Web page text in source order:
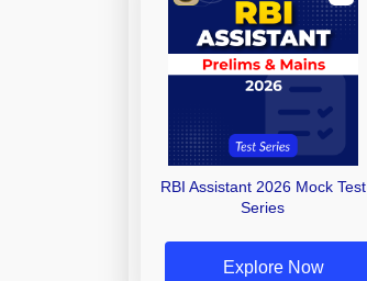
RBI Assistant 2026 Mock Test
Series
Explore Now